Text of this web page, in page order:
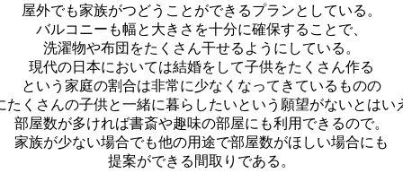
屋外でも家族がつどうことができるプランとしている。
バルコニーも幅と大きさを十分に確保することで、
洗濯物や布団をたくさん干せるようにしている。
現代の日本においては結婚をして子供をたくさん作る
という家庭の割合は非常に少なくなってきているものの
たくさんの子供と一緒に暮らしたいという願望がないとはい
部屋数が多ければ書斎や趣味の部屋にも利用できるので。
家族が少ない場合でも他の用途で部屋数がほしい場合にも
提案ができる間取りである。